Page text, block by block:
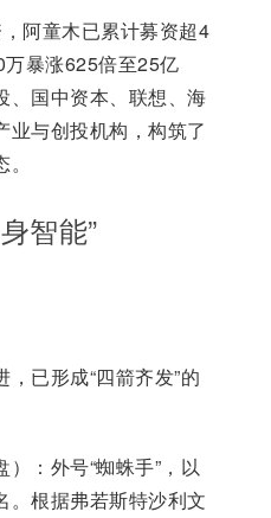
阿童木已累计募资超4
暴涨625倍至25亿
、国中资本、联想、海
业与创投机构，构筑了
智能”
已形成“四箭齐发”的
：外号“蜘蛛手”，以
。根据弗若斯特沙利文